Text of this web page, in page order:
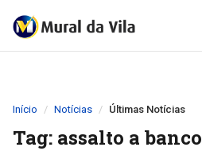
Início Notícias Últimas Notícias
Tag: assalto a banco